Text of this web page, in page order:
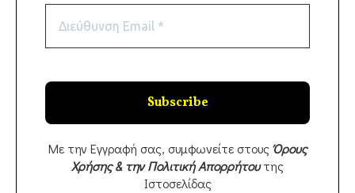
Με την Εγγραφή σας, συμφωνείτε στουςΌρους
Χρήσης & την Πολιτική Απορρήτουτης
Ιστοσελίδας